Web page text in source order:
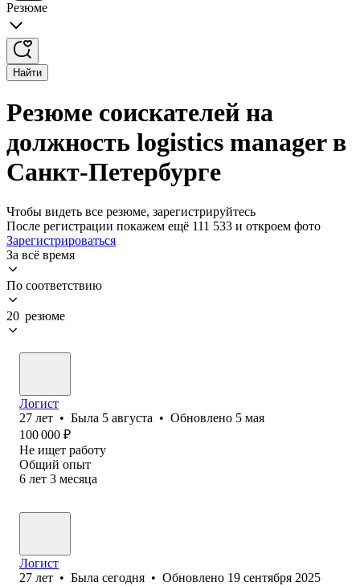
Резюме
Найти
Резюме соискателей на
должность logistics manager в
Санкт-Петербурге
Чтобы видеть все резюме, зарегистрируйтесь
После регистрации покажем ещё 111 533 и откроем фото
Зарегистрироваться
За всё время
По соответствию
20 резюме
Логист
27 лет • Была 5 августа • Обновлено 5 мая
100 000 ₽
Не ищет работу
Общий опыт
6 лет 3 месяца
Логист
27 лет • Была сегодня • Обновлено 19 сентября 2025